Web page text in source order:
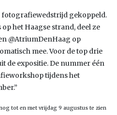
fotografiewedstrijd gekoppeld.
het Haagse strand, deel ze
@AtriumDenHaag op
mee. Voor de top drie
de expositie. De nummer één
tijdens het
tot en met vrijdag 9 augustus te zien